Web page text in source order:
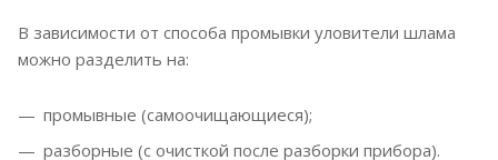
В зависимости от способа промывки уловители шлама
можно разделить на:
промывные (самоочищающиеся);
разборные (с очисткой после разборки прибора).